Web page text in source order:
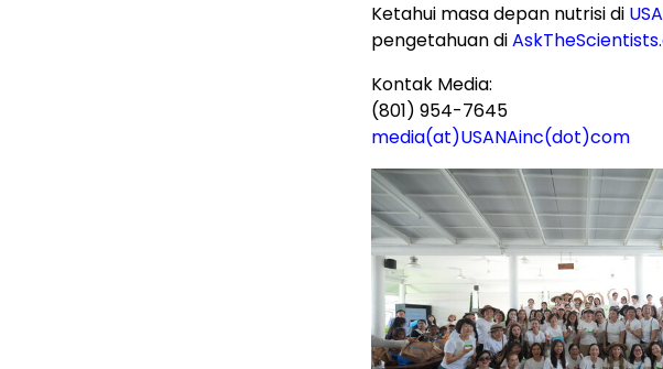
Ketahui masa depan nutrisi di
pengetahuan di
Kontak Media:
(801) 954-7645
media(at)USANAinc(dot)com